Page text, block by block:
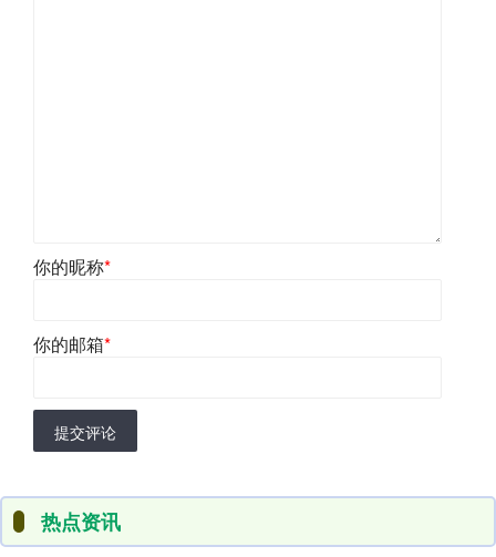
你的昵称*
你的邮箱*
提交评论
热点资讯